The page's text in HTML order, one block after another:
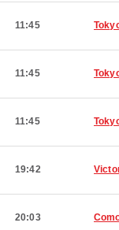
11:45
11:45
11:45
19:42
20:03